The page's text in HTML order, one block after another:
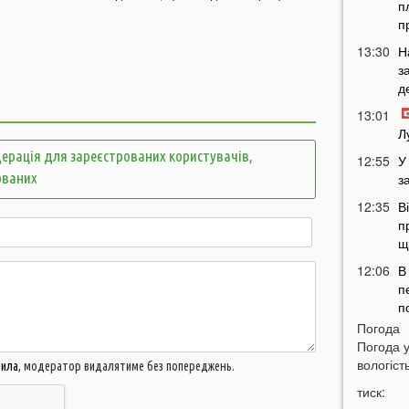
для зареєстрованих користувачів,
, модератор видалятиме без попереджень.
13:30
13:01
12:55 У
12:35
12:06 В
11:34
Погода
Погода
тиск: